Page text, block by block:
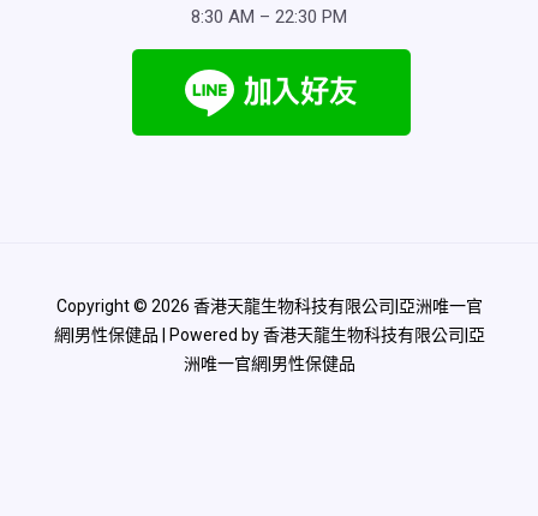
8:30 AM – 22:30 PM
Copyright © 2026 香港天龍生物科技有限公司|亞洲唯一官
網|男性保健品 | Powered by 香港天龍生物科技有限公司|亞
洲唯一官網|男性保健品